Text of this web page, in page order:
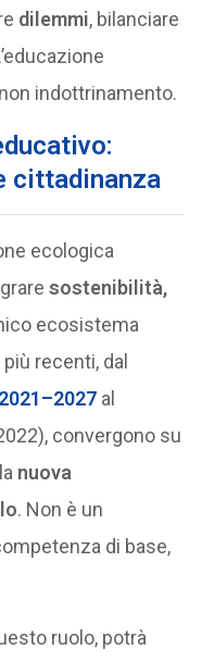
dilemmi, bilanciare
indottrinamento.
cittadinanza
ecologica
sostenibilità,
ecosistema
recenti, dal
al
convergono su
nuova
. Non è un
di base,
ruolo, potrà